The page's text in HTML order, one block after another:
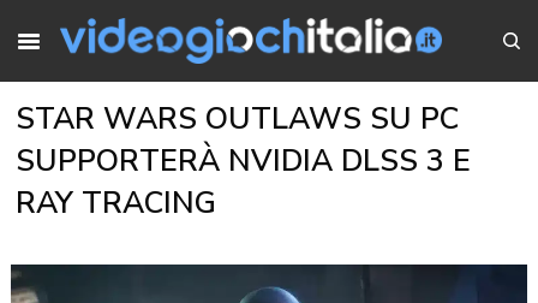
STAR WARS OUTLAWS SU PC
SUPPORTERÀ NVIDIA DLSS 3 E
RAY TRACING